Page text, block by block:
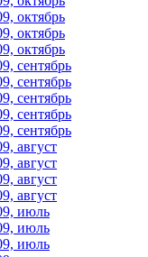
октябрь
октябрь
октябрь
сентябрь
сентябрь
сентябрь
сентябрь
сентябрь
август
август
август
август
июль
июль
июль